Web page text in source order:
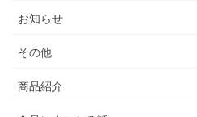
お知らせ
その他
商品紹介